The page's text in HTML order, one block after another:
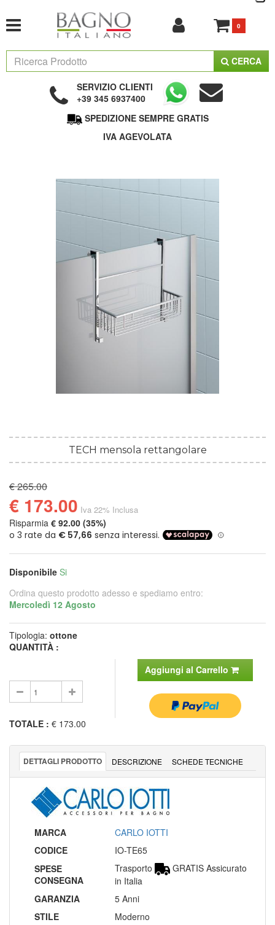
0
CERCA
SERVIZIO CLIENTI
+39 345 6937400
SPEDIZIONE SEMPRE GRATIS
IVA AGEVOLATA
TECH mensola rettangolare
€ 265.00
€ 173.00 Iva 22% Inclusa
Risparmia € 92.00 (35%)
Disponibile Si
Ordina questo prodotto adesso e spediamo entro:
Mercoledì 12 Agosto
Tipologia: ottone
QUANTITÀ :
Aggiungi al Carrello
TOTALE : € 173.00
DETTAGLI PRODOTTO DESCRIZIONE SCHEDE TECNICHE
MARCA
CARLO IOTTI
CODICE
IO-TE65
SPESE
CONSEGNA
Trasporto
GRATIS Assicurato
in Italia
GARANZIA
5 Anni
STILE
Moderno